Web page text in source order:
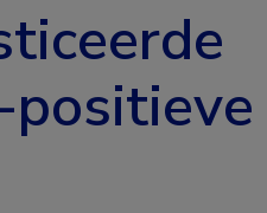
positieve